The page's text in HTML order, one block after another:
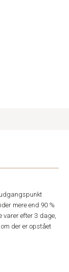
mere end 90 %
varer efter 3 dage,
der er opstået